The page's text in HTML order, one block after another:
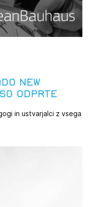
New
odprte
in ustvarjalci z vsega